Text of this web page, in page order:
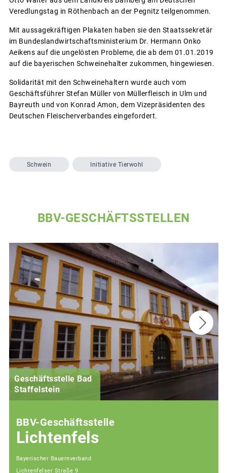
Veredlungstag in Röthenbach an der Pegnitz teilgenommen.
Mit aussagekräftigen Plakaten haben sie den Staatssekretär
im Bundeslandwirtschaftsministerium Dr. Hermann Onko
Aeikens auf die ungelösten Probleme, die ab dem 01.01.2019
auf die bayerischen Schweinehalter zukommen, hingewiesen.
Solidarität mit den Schweinehaltern wurde auch vom
Geschäftsführer Stefan Müller von Müllerfleisch in Ulm und
Bayreuth und von Konrad Amon, dem Vizepräsidenten des
Deutschen Fleischerverbandes eingefordert.
Schwein Initiative Tierwohl
BBV-GESCHÄFTSSTELLEN
Geschäftsstelle Bad
Staffelstein
BBV-Geschäftsstelle
Lichtenfels
Bayerischer Bauernverband
Lichtenfelser Straße 9